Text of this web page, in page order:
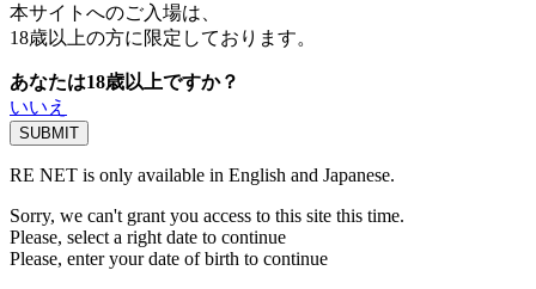
本サイトへのご入場は、
18歳以上の方に限定しております。
あなたは18歳以上ですか？
いいえ
RE NET is only available in English and Japanese.
Sorry, we can't grant you access to this site this time.
Please, select a right date to continue
Please, enter your date of birth to continue